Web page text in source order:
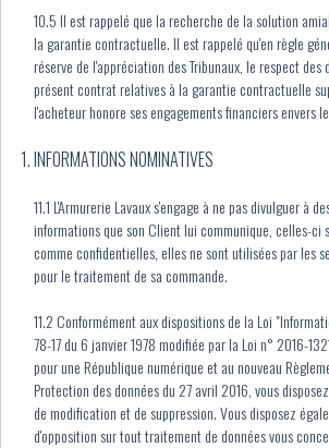
10.5 Il est rappelé que la recherche de la solution
la garantie contractuelle. Il est rappelé qu'en règle
réserve de l'appréciation des Tribunaux, le respect des
présent contrat relatives à la garantie contractuelle
l'acheteur honore ses engagements financiers envers
INFORMATIONS NOMINATIVES
11.1 L'Armurerie Lavaux s'engage à ne pas divulguer à
informations que son Client lui communique, celles-ci
comme confidentielles, elles ne sont utilisées par les
pour le traitement de sa commande.
11.2 Conformément aux dispositions de la Loi
78-17 du 6 janvier 1978 modifiée par la Loi n° 2016-
pour une République numérique et au nouveau
Protection des données du 27 avril 2016, vous
de modification et de suppression. Vous disposez
d'opposition sur tout traitement de données vous